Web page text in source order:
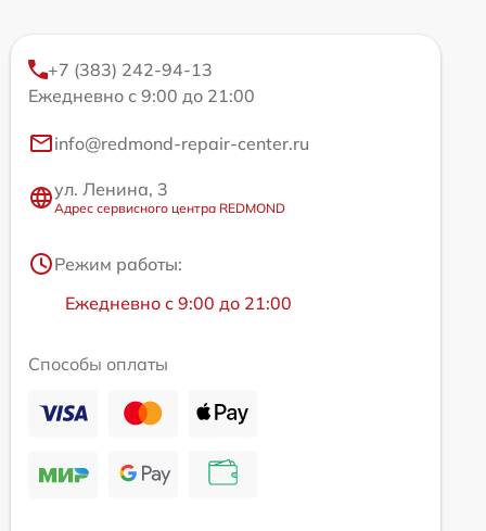
+7 (383) 242-94-13
Ежедневно с 9:00 до 21:00
info@redmond-repair-center.ru
ул. Ленина, 3
Адрес сервисного центра REDMOND
Режим работы:
Ежедневно с 9:00 до 21:00
Способы оплаты